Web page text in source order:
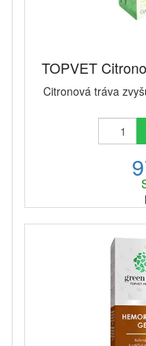
TOPVET
Citronová tráva